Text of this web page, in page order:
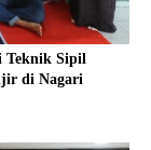
Teknik Sipil
di Nagari